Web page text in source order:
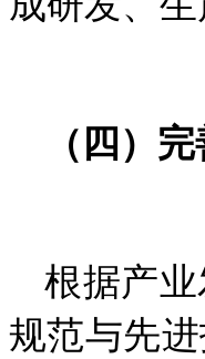
（四）
根据产
规范与先